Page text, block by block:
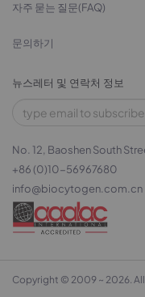
자주 묻는 질문(FAQ)
문의하기
뉴스레터 및 연락처 정보
No. 12, Baoshen South
+86 (0)10-56967680
info@biocytogen.com.cn
Copyright © 2009 ~ 2026.